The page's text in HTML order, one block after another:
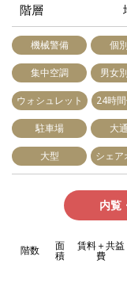
階層
機械警備 個
集中空調 男女
ウォシュレット 24時
駐車場 大
大型 シェア
内覧
階数 面
積
賃料＋共益
費